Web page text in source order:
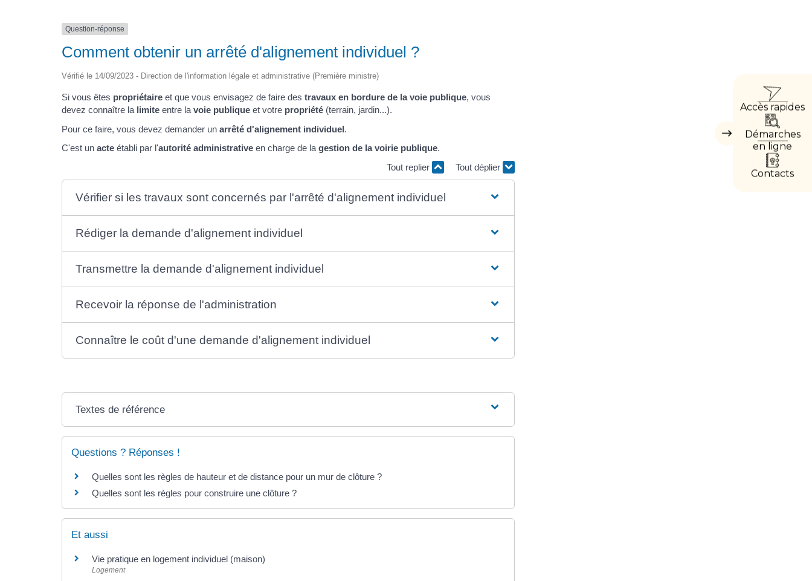
Masquer
Accès rapides
Démarches
en ligne
Contacts
Question-réponse
Comment obtenir un arrêté d'alignement individuel ?
Vérifié le 14/09/2023 - Direction de l'information légale et administrative (Première ministre)
Si vous êtes propriétaire et que vous envisagez de faire des travaux en bordure de la voie publique, vous
devez connaître la limite entre la voie publique et votre propriété (terrain, jardin...).
Pour ce faire, vous devez demander un arrêté d'alignement individuel.
C'est un acte établi par l'autorité administrative en charge de la gestion de la voirie publique.
Tout replier
Tout déplier
Vérifier si les travaux sont concernés par l'arrêté d'alignement individuel
Rédiger la demande d'alignement individuel
Transmettre la demande d'alignement individuel
Recevoir la réponse de l'administration
Connaître le coût d'une demande d'alignement individuel
Textes de référence
Questions ? Réponses !
Quelles sont les règles de hauteur et de distance pour un mur de clôture ?
Quelles sont les règles pour construire une clôture ?
Et aussi
Vie pratique en logement individuel (maison)
Logement